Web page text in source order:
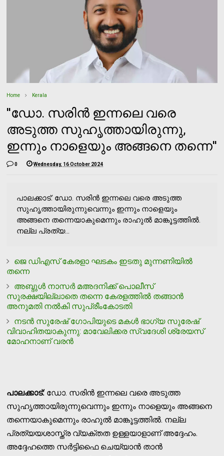
Home Kerala
''ഡോ. സരിന്‍ ഇന്നലെ വരെ
അടുത്ത സുഹൃത്തായിരുന്നു,
ഇന്നും നാളെയും അങ്ങനെ തന്നെ''
0 Wednesday, 16 October 2024
പാലക്കാട്: ഡോ. സരിന്‍ ഇന്നലെ വരെ അടുത്ത
സുഹൃത്തായിരുന്നുവെന്നും ഇന്നും നാളെയും
അങ്ങനെ തന്നെയാകുമെന്നും രാഹുല്‍ മാങ്കൂട്ടത്തില്‍.
നല്ല പ്രത്യ...
ജെ ഡിഎസ് കേരളാ ഘടകം ഇടതു മുന്നണിയില്‍
തന്നെ
അബ്ദുള്‍ നാസര്‍ മഅദനിക്ക് പൊലീസ്
സുരക്ഷയില്ലാതെ തന്നെ കേരളത്തില്‍ തങ്ങാന്‍
അനുമതി നല്‍കി സുപ്രീംകോടതി
നടന്‍ സുരേഷ് ഗോപിയുടെ മകള്‍ ഭാഗ്യ സുരേഷ്
വിവാഹിതയാകുന്നു: മാവേലിക്കര സ്വദേശി ശ്രേയസ്
മോഹനാണ് വരന്‍
പാലക്കാട്: ഡോ. സരിന്‍ ഇന്നലെ വരെ അടുത്ത
സുഹൃത്തായിരുന്നുവെന്നും ഇന്നും നാളെയും അങ്ങനെ
തന്നെയാകുമെന്നും രാഹുല്‍ മാങ്കൂട്ടത്തില്‍. നല്ല
പ്രത്യയശാസ്ത്ര വ്യക്തത ഉള്ളയാളാണ് അദ്ദേഹം.
അദ്ദേഹത്തെ സര്‍ട്ടിഫൈ ചെയ്യാന്‍ താന്‍